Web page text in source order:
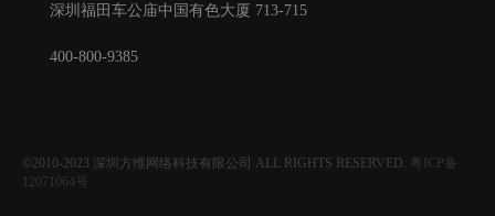
深圳福田车公庙中国有色大厦 713-715
400-800-9385
©2010-2023 深圳方维网络科技有限公司 ALL RIGHTS RESERVED.
粤ICP备
12071064号